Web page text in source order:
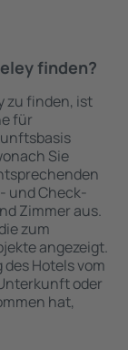
finden?
zu finden, ist
für
Sie
und Check-
Zimmer aus.
zum
angezeigt.
Hotels vom
oder
hat,